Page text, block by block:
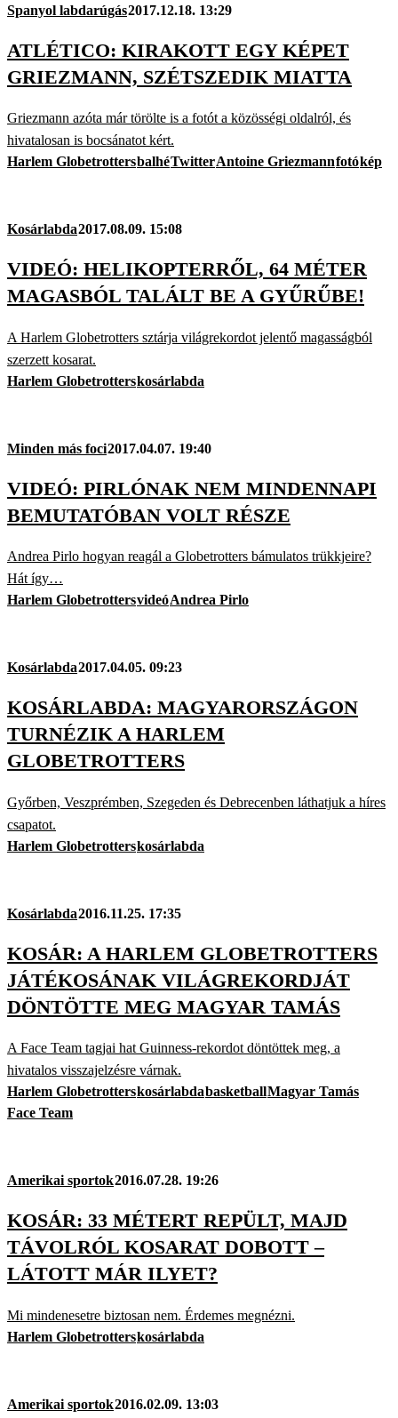
Spanyol labdarúgás2017.12.18. 13:29
ATLÉTICO: KIRAKOTT EGY KÉPET
GRIEZMANN, SZÉTSZEDIK MIATTA
Griezmann azóta már törölte is a fotót a közösségi oldalról, és
hivatalosan is bocsánatot kért.
Harlem GlobetrottersbalhéTwitterAntoine Griezmannfotókép
Kosárlabda2017.08.09. 15:08
VIDEÓ: HELIKOPTERRŐL, 64 MÉTER
MAGASBÓL TALÁLT BE A GYŰRŰBE!
A Harlem Globetrotters sztárja világrekordot jelentő magasságból
szerzett kosarat.
Harlem Globetrotterskosárlabda
Minden más foci2017.04.07. 19:40
VIDEÓ: PIRLÓNAK NEM MINDENNAPI
BEMUTATÓBAN VOLT RÉSZE
Andrea Pirlo hogyan reagál a Globetrotters bámulatos trükkjeire?
Hát így…
Harlem GlobetrottersvideóAndrea Pirlo
Kosárlabda2017.04.05. 09:23
KOSÁRLABDA: MAGYARORSZÁGON
TURNÉZIK A HARLEM
GLOBETROTTERS
Győrben, Veszprémben, Szegeden és Debrecenben láthatjuk a híres
csapatot.
Harlem Globetrotterskosárlabda
Kosárlabda2016.11.25. 17:35
KOSÁR: A HARLEM GLOBETROTTERS
JÁTÉKOSÁNAK VILÁGREKORDJÁT
DÖNTÖTTE MEG MAGYAR TAMÁS
A Face Team tagjai hat Guinness-rekordot döntöttek meg, a
hivatalos visszajelzésre várnak.
Harlem GlobetrotterskosárlabdabasketballMagyar Tamás
Face Team
Amerikai sportok2016.07.28. 19:26
KOSÁR: 33 MÉTERT REPÜLT, MAJD
TÁVOLRÓL KOSARAT DOBOTT –
LÁTOTT MÁR ILYET?
Mi mindenesetre biztosan nem. Érdemes megnézni.
Harlem Globetrotterskosárlabda
Amerikai sportok2016.02.09. 13:03